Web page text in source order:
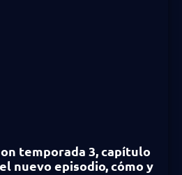
temporada 3, capítulo
nuevo episodio, cómo y